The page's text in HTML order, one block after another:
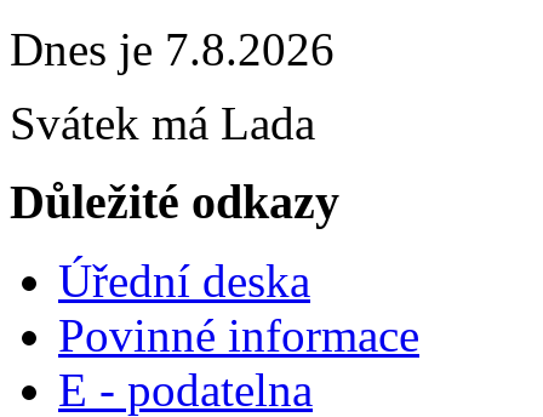
Dnes je 7.8.2026
Svátek má Lada
Důležité odkazy
Úřední deska
Povinné informace
E - podatelna